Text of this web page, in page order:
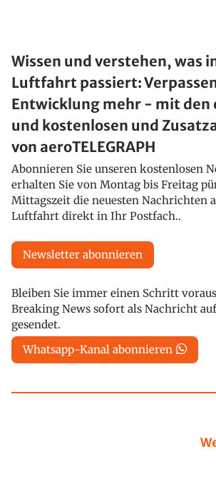
Wissen und verstehen, was
Luftfahrt passiert:
Entwicklung mehr - mit den
und kostenlosen und
von aeroTELEGRAPH
Abonnieren Sie unseren kostenlosen
erhalten Sie von Montag bis Freitag
Mittagszeit die neuesten Nachrichten
Luftfahrt direkt in Ihr Postfach..
Newsletter abonnieren
Bleiben Sie immer einen Schritt
Breaking News sofort als Nachricht
gesendet.
Whatsapp-Kanal abonnieren